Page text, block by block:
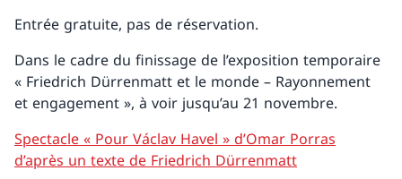
Entrée gratuite, pas de réservation.
Dans le cadre du finissage de l’exposition temporaire
« Friedrich Dürrenmatt et le monde – Rayonnement
et engagement », à voir jusqu’au 21 novembre.
Spectacle « Pour Václav Havel » d’Omar Porras
d’après un texte de Friedrich Dürrenmatt